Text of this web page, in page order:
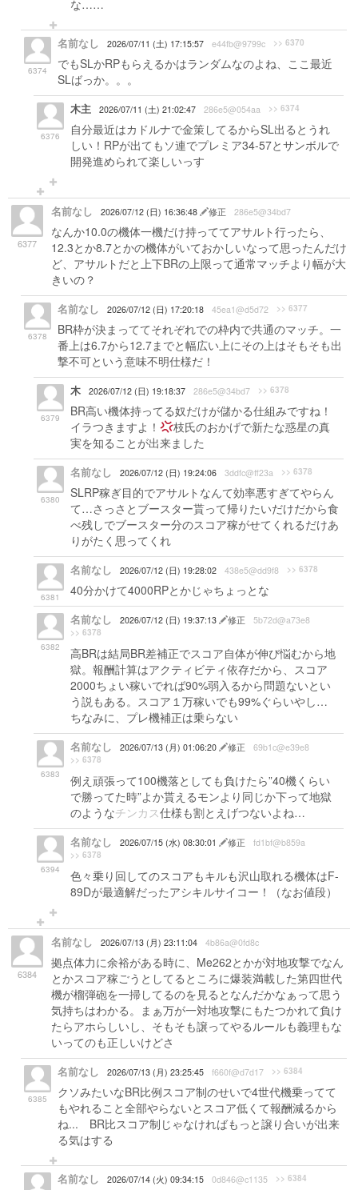
な……
6374
名前なし 2026/07/11 (土) 17:15:57 e44fb@9799c >> 6370
でもSLかRPもらえるかはランダムなのよね、ここ最近
SLばっか。。。
6376
木主 2026/07/11 (土) 21:02:47 286e5@054aa >> 6374
自分最近はカドルナで金策してるからSL出るとうれ
しい！RPが出てもソ連でプレミア34-57とサンボルで
開発進められて楽しいっす
6377
名前なし 2026/07/12 (日) 16:36:48 修正 286e5@34bd7
なんか10.0の機体一機だけ持っててアサルト行ったら、
12.3とか8.7とかの機体がいておかしいなって思ったんだけ
ど、アサルトだと上下BRの上限って通常マッチより幅が大
きいの？
6378
名前なし 2026/07/12 (日) 17:20:18 45ea1@d5d72 >> 6377
BR枠が決まっててそれぞれでの枠内で共通のマッチ。一
番上は6.7から12.7までと幅広い上にその上はそもそも出
撃不可という意味不明仕様だ！
6379
木 2026/07/12 (日) 19:18:37 286e5@34bd7 >> 6378
BR高い機体持ってる奴だけが儲かる仕組みですね！
イラつきますよ！
枝氏のおかげで新たな惑星の真
実を知ることが出来ました
6380
名前なし 2026/07/12 (日) 19:24:06 3ddfc@ff23a >> 6378
SLRP稼ぎ目的でアサルトなんて効率悪すぎてやらん
て…さっさとブースター貰って帰りたいだけだから食
べ残しでブースター分のスコア稼がせてくれるだけあ
りがたく思ってくれ
6381
名前なし 2026/07/12 (日) 19:28:02 438e5@dd9f8 >> 6378
40分かけて4000RPとかじゃちょっとな
6382
名前なし 2026/07/12 (日) 19:37:13 修正 5b72d@a73e8
>> 6378
高BRは結局BR差補正でスコア自体が伸び悩むから地
獄。報酬計算はアクティビティ依存だから、スコア
2000ちょい稼いでれば90%弱入るから問題ないとい
う説もある。スコア１万稼いでも99%ぐらいやし…
ちなみに、プレ機補正は乗らない
6383
名前なし 2026/07/13 (月) 01:06:20 修正 69b1c@e39e8
>> 6378
例え頑張って100機落としても負けたら”40機くらい
で勝ってた時”よか貰えるモンより同じか下って地獄
のようなチンカス仕様も割とえげつないよね…
6394
名前なし 2026/07/15 (水) 08:30:01 修正 fd1bf@b859a
>> 6378
色々乗り回してのスコアもキルも沢山取れる機体はF-
89Dが最適解だったアシキルサイコー！（なお値段）
6384
名前なし 2026/07/13 (月) 23:11:04 4b86a@0fd8c
拠点体力に余裕がある時に、Me262とかが対地攻撃でなん
とかスコア稼ごうとしてるところに爆装満載した第四世代
機が榴弾砲を一掃してるのを見るとなんだかなぁって思う
気持ちはわかる。まぁ万が一対地攻撃にもたつかれて負け
たらアホらしいし、そもそも譲ってやるルールも義理もな
いってのも正しいけどさ
6385
名前なし 2026/07/13 (月) 23:25:45 f660f@d7d17 >> 6384
クソみたいなBR比例スコア制のせいで4世代機乗ってて
もやれること全部やらないとスコア低くて報酬減るから
ね... BR比スコア制じゃなければもっと譲り合いが出来
る気はする
名前なし 2026/07/14 (火) 09:34:15 0d846@c1135 >> 6384